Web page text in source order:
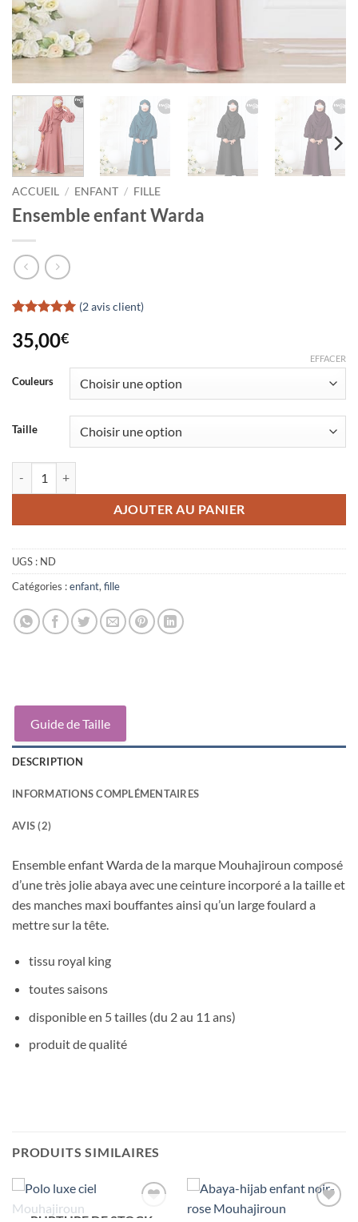
ACCUEIL / ENFANT / FILLE
Ensemble enfant Warda
5 basé sur
notations
(2avis client)
35,00€
Couleurs
Taille
EFFACER
AJOUTER AU PANIER
UGS : ND
Catégories :enfant, fille
Guide de Taille
DESCRIPTION
INFORMATIONS COMPLÉMENTAIRES
AVIS (2)
Ensemble enfant Warda de la marque Mouhajiroun composé
d’une très jolie abaya avec une ceinture incorporé a la taille et
des manches maxi bouffantes ainsi qu’un large foulard a
mettre sur la tête.
tissu royal king
toutes saisons
disponible en 5 tailles (du 2 au 11 ans)
produit de qualité
PRODUITS SIMILAIRES
Ajouter